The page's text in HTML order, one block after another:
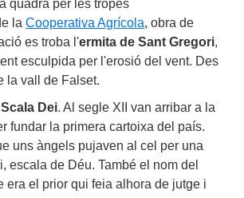
quadra per les tropes
la Cooperativa Agrícola, obra de
es troba l'ermita de Sant Gregori,
esculpida per l'erosió del vent. Des
la vall de Falset.
Dei. Al segle XII van arribar a la
fundar la primera cartoixa del país.
uns àngels pujaven al cel per una
escala de Déu. També el nom del
era el prior qui feia alhora de jutge i